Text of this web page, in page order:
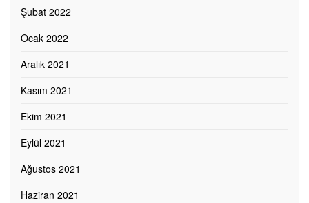
Şubat 2022
Ocak 2022
Aralık 2021
Kasım 2021
Ekim 2021
Eylül 2021
Ağustos 2021
Haziran 2021